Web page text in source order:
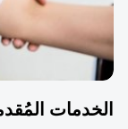
المُقدمة